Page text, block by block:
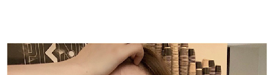
２．便利：只要手機號碼，簡訊認證，即可結帳。
３．安心：先確認商品／服務後，再付款。
運送方式
全家取貨付款